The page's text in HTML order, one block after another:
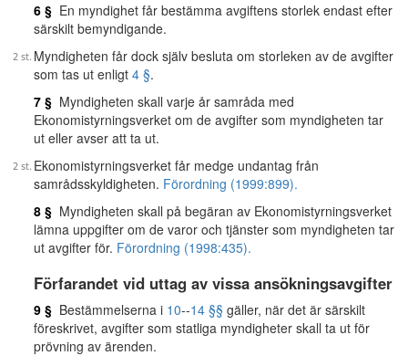
6 § En myndighet får bestämma avgiftens storlek endast efter
särskilt bemyndigande.
Myndigheten får dock själv besluta om storleken av de avgifter
som tas ut enligt 4 §.
7 § Myndigheten skall varje år samråda med
Ekonomistyrningsverket om de avgifter som myndigheten tar
ut eller avser att ta ut.
Ekonomistyrningsverket får medge undantag från
samrådsskyldigheten. Förordning (1999:899).
8 § Myndigheten skall på begäran av Ekonomistyrningsverket
lämna uppgifter om de varor och tjänster som myndigheten tar
ut avgifter för. Förordning (1998:435).
Förfarandet vid uttag av vissa ansökningsavgifter
9 § Bestämmelserna i 10--14 §§ gäller, när det är särskilt
föreskrivet, avgifter som statliga myndigheter skall ta ut för
prövning av ärenden.